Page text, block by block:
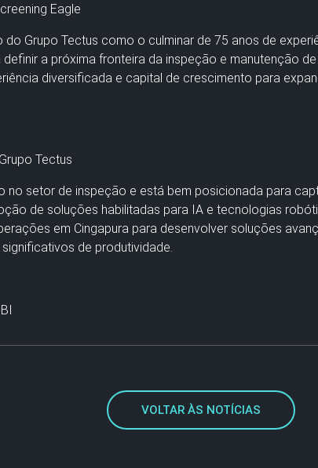
Eagle
do Grupo Tectus como o culminar de 75 anos de
a próxima fronteira da inspeção e manutenção
diversificada e capital de crescimento para
Tectus
no setor de inspeção e está bem posicionada para
de soluções habilitadas para IA e tecnologias
em Cingapura para desenvolver soluções
de produtividade.
VOLTAR ÀS NOTÍCIAS